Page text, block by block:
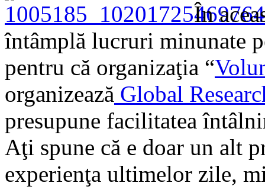
În
întâmplă lucruri minunate
pentru că organizaţia “
organizează Global
presupune facilitatea
Aţi spune că e doar un alt
experienţa ultimelor zile,